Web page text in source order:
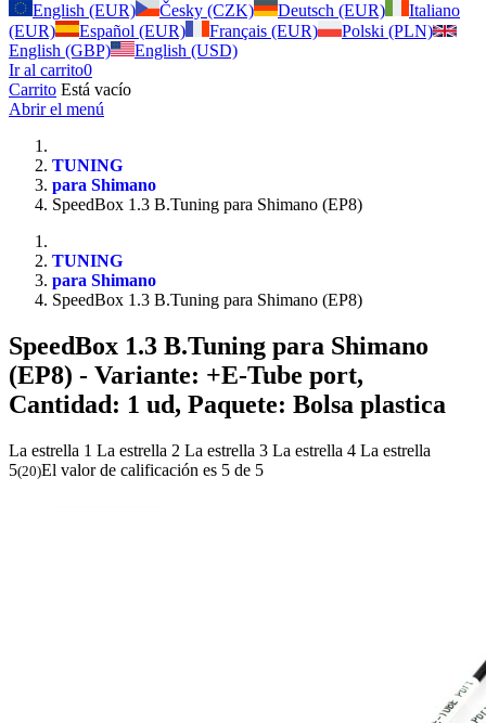
English (EUR)
Česky (CZK) Deutsch (EUR)
Italiano
(EUR)
Español (EUR) Français (EUR)
Polski (PLN)
English (GBP)
English (USD)
Ir al carrito0
Carrito Está vacío
Abrir el menú
TUNING
para Shimano
SpeedBox 1.3 B.Tuning para Shimano (EP8)
TUNING
para Shimano
SpeedBox 1.3 B.Tuning para Shimano (EP8)
SpeedBox 1.3 B.Tuning para Shimano
(EP8) - Variante: +E-Tube port,
Cantidad: 1 ud, Paquete: Bolsa plastica
La estrella 1 La estrella 2 La estrella 3 La estrella 4 La estrella
5(20)El valor de calificación es 5 de 5